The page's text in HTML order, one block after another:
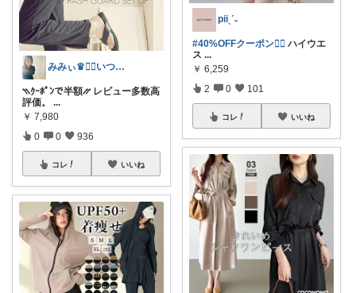
みみぃ♛👯‍♀️いつもありがとう🎪
⳹ｸｰﾎﾟﾝで半額⳼ レビュー多数高
評価。
...
￥ 7,980
0 0 936
コレ いいね
piiˎˊ˗
#40%OFFクーポン❤️‍🔥 ハイウエ
ス ...
￥ 6,259
2 0 101
コレ いいね